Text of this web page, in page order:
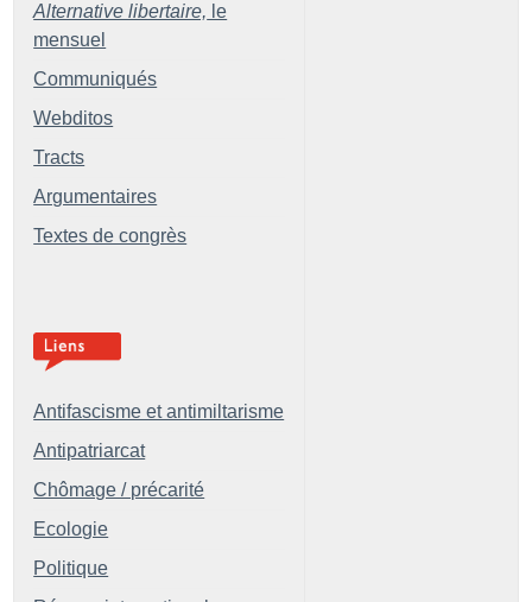
Alternative libertaire, le
mensuel
Communiqués
Webditos
Tracts
Argumentaires
Textes de congrès
Antifascisme et antimiltarisme
Antipatriarcat
Chômage / précarité
Ecologie
Politique